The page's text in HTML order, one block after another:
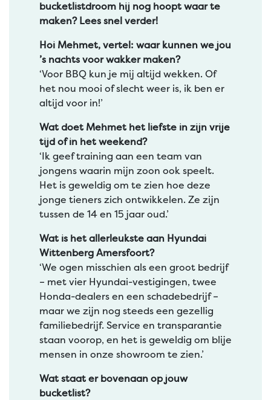
bucketlistdroom hij nog hoopt waar te
maken? Lees snel verder!
Hoi Mehmet, vertel: waar kunnen we jou
’s nachts voor wakker maken?
‘Voor BBQ kun je mij altijd wekken. Of
het nou mooi of slecht weer is, ik ben er
altijd voor in!’
Wat doet Mehmet het liefste in zijn vrije
tijd of in het weekend?
‘Ik geef training aan een team van
jongens waarin mijn zoon ook speelt.
Het is geweldig om te zien hoe deze
jonge tieners zich ontwikkelen. Ze zijn
tussen de 14 en 15 jaar oud.’
Wat is het allerleukste aan Hyundai
Wittenberg Amersfoort?
‘We ogen misschien als een groot bedrijf
– met vier Hyundai-vestigingen, twee
Honda-dealers en een schadebedrijf –
maar we zijn nog steeds een gezellig
familiebedrijf. Service en transparantie
staan voorop, en het is geweldig om blije
mensen in onze showroom te zien.’
Wat staat er bovenaan op jouw
bucketlist?